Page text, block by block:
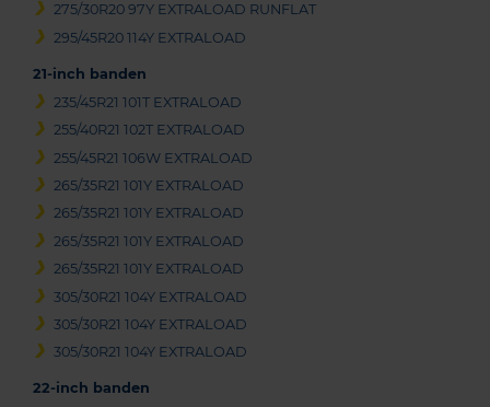
275/30R20 97Y EXTRALOAD RUNFLAT
295/45R20 114Y EXTRALOAD
21-inch banden
235/45R21 101T EXTRALOAD
255/40R21 102T EXTRALOAD
255/45R21 106W EXTRALOAD
265/35R21 101Y EXTRALOAD
265/35R21 101Y EXTRALOAD
265/35R21 101Y EXTRALOAD
265/35R21 101Y EXTRALOAD
305/30R21 104Y EXTRALOAD
305/30R21 104Y EXTRALOAD
305/30R21 104Y EXTRALOAD
22-inch banden